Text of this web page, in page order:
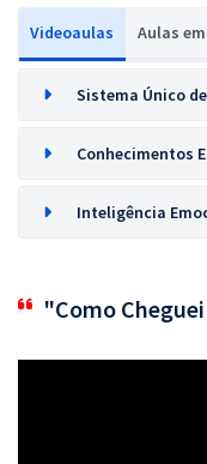
Videoaulas Aulas em
Sistema Único
Conhecimentos
Inteligência
"Como